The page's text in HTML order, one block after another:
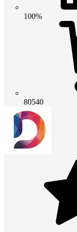
100%
80540